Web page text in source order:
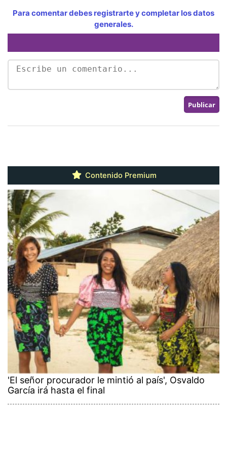
Para comentar debes registrarte y completar los datos
generales.
Contenido Premium
'El señor procurador le mintió al país', Osvaldo
García irá hasta el final